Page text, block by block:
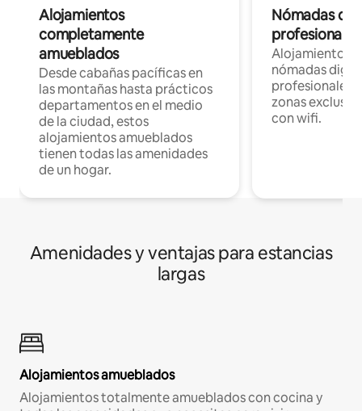
Alojamientos
completamente
amueblados
Desde cabañas pacíficas en
las montañas hasta prácticos
departamentos en el medio
de la ciudad, estos
alojamientos amueblados
tienen todas las amenidades
de un hogar.
Nómadas
Alojamientos
nómadas
profesionales
zonas
con wifi.
Amenidades y ventajas para estancias
largas
Alojamientos amueblados
Alojamientos totalmente amueblados con cocina y